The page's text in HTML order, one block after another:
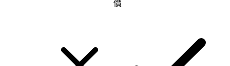
價